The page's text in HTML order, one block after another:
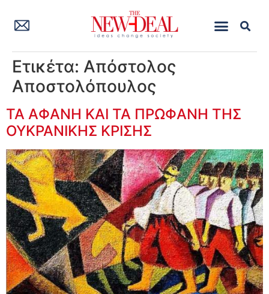
Ετικέτα: Απόστολος
Αποστολόπουλος
ΤΑ ΑΦΑΝΗ ΚΑΙ ΤΑ ΠΡΩΦΑΝΗ ΤΗΣ
ΟΥΚΡΑΝΙΚΗΣ ΚΡΙΣΗΣ